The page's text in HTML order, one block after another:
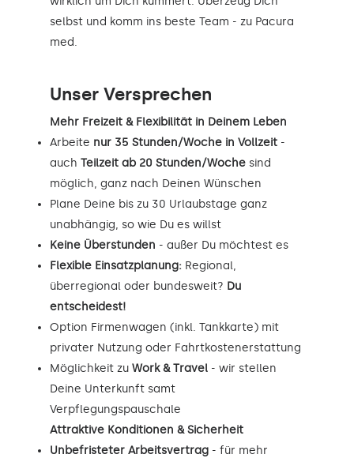
selbst und komm ins beste Team - zu Pacura
med.
Unser Versprechen
Mehr Freizeit & Flexibilität in Deinem Leben
Arbeite nur 35 Stunden/Woche in Vollzeit -
auch Teilzeit ab 20 Stunden/Woche sind
möglich, ganz nach Deinen Wünschen
Plane Deine bis zu 30 Urlaubstage ganz
unabhängig, so wie Du es willst
Keine Überstunden - außer Du möchtest es
Flexible Einsatzplanung: Regional,
überregional oder bundesweit? Du
entscheidest!
Option Firmenwagen (inkl. Tankkarte) mit
privater Nutzung oder Fahrtkostenerstattung
Möglichkeit zu Work & Travel - wir stellen
Deine Unterkunft samt
Verpflegungspauschale
Attraktive Konditionen & Sicherheit
Unbefristeter Arbeitsvertrag - für mehr